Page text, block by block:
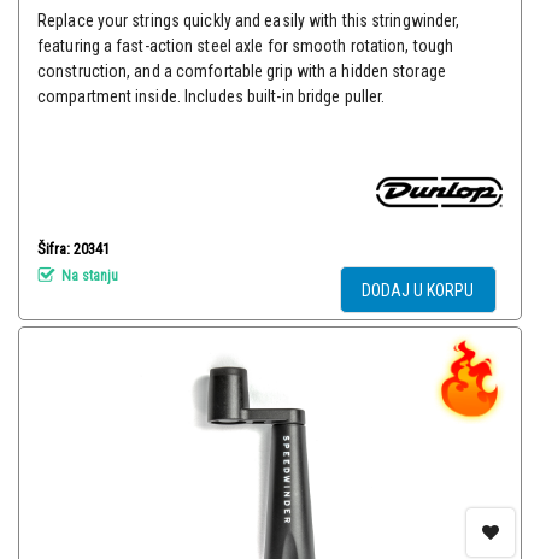
Replace your strings quickly and easily with this stringwinder,
featuring a fast-action steel axle for smooth rotation, tough
construction, and a comfortable grip with a hidden storage
compartment inside. Includes built-in bridge puller.
Šifra: 20341
Na stanju
DODAJ U KORPU